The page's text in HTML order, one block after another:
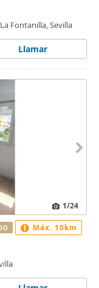
Fontanilla, Sevilla
Llamar
1/24
Máx. 10km